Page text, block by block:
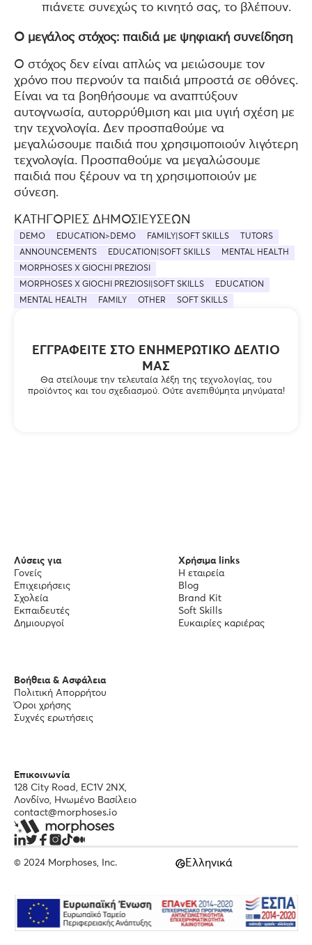
πιάνετε συνεχώς το κινητό σας, το βλέπουν.
Ο μεγάλος στόχος: παιδιά με ψηφιακή συνείδηση
Ο στόχος δεν είναι απλώς να μειώσουμε τον
χρόνο που περνούν τα παιδιά μπροστά σε οθόνες.
Είναι να τα βοηθήσουμε να αναπτύξουν
αυτογνωσία, αυτορρύθμιση και μια υγιή σχέση με
την τεχνολογία. Δεν προσπαθούμε να
μεγαλώσουμε παιδιά που χρησιμοποιούν λιγότερη
τεχνολογία. Προσπαθούμε να μεγαλώσουμε
παιδιά που ξέρουν να τη χρησιμοποιούν με
σύνεση.
ΕΓΓΡΑΦΕΊΤΕ ΣΤΟ ΕΝΗΜΕΡΩΤΙΚΌ ΔΕΛΤΊΟ
ΜΑΣ
Θα στείλουμε την τελευταία λέξη της τεχνολογίας, του
προϊόντος και του σχεδιασμού. Ούτε ανεπιθύμητα μηνύματα!
ΚΑΤΗΓΟΡΊΕΣ ΔΗΜΟΣΙΕΎΣΕΩΝ
DEMO EDUCATION>DEMO FAMILY|SOFT SKILLS
TUTORS
ANNOUNCEMENTS
EDUCATION|SOFT SKILLS
MENTAL HEALTH
MORPHOSES X GIOCHI PREZIOSI
MORPHOSES X GIOCHI PREZIOSI|SOFT SKILLS
EDUCATION
MENTAL HEALTH
FAMILY OTHER SOFT SKILLS
Λύσεις για
Γονείς
Επιχειρήσεις
Σχολεία
Εκπαιδευτές
Δημιουργοί
Χρήσιμα links
Η εταιρεία
Blog
Brand Kit
Soft Skills
Ευκαιρίες καριέρας
Βοήθεια & Ασφάλεια
Πολιτική Απορρήτου
Όροι χρήσης
Συχνές ερωτήσεις
Επικοινωνία
128 City Road, EC1V 2NX,
Λονδίνο, Ηνωμένο Βασίλειο
contact@morphoses.io
© 2024 Morphoses, Inc. Ελληνικά